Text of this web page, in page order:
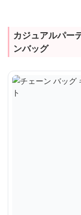
カジュアルパー
ンバッグ